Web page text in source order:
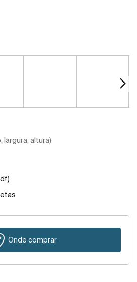
largura, altura)
Onde comprar